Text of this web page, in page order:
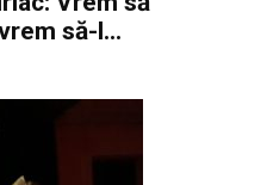
să-l...